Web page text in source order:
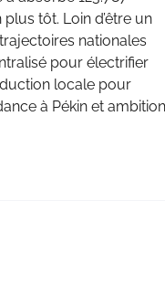
tôt. Loin d’être un
nationales
pour électrifier
locale pour
à Pékin et